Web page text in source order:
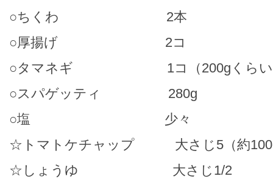
○ちくわ 2本
○厚揚げ 2コ
○タマネギ 1コ（200gくらい
○スパゲッティ 280g
○塩 少々
☆トマトケチャップ 大さじ5（約
☆しょうゆ 大さじ1/2